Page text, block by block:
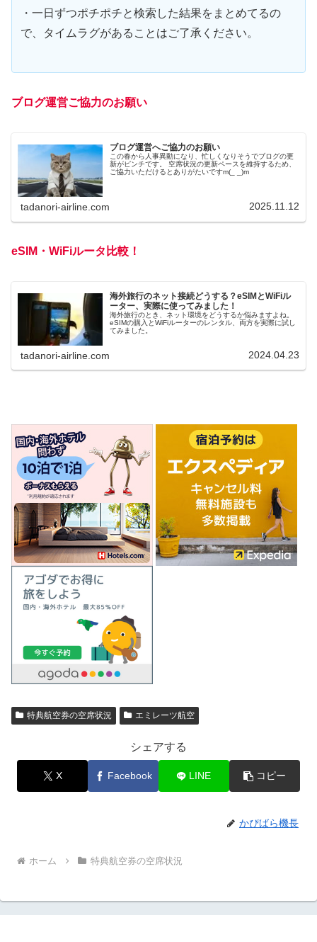
・一日ずつポチポチと検索した結果をまとめてるの
で、タイムラグがあることはご了承ください。
ブログ運営ご協力のお願い
ブログ運営へご協力のお願い
この春から人事異動になり、忙しくなりそうでブログの更
新がピンチです。 空席状況の更新ペースを維持するため、
ご協力いただけるとありがたいですm(_ _)m
tadanori-airline.com 2025.11.12
eSIM・WiFiルータ比較！
海外旅行のネット接続どうする？eSIMとWiFiル
ーター、実際に使ってみました！
海外旅行のとき、ネット環境をどうするか悩みますよね。
eSIMの購入とWiFiルーターのレンタル、両方を実際に試し
てみました。
tadanori-airline.com 2024.04.23
特典航空券の空席状況 エミレーツ航空
シェアする
X Facebook LINE コピー
かぴばら機長
ホーム 特典航空券の空席状況